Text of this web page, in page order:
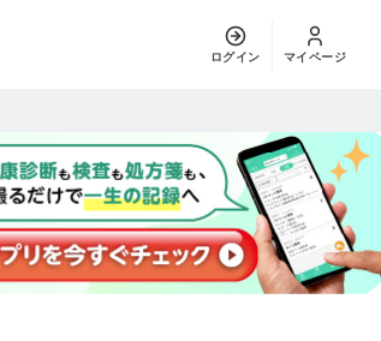
ログイン マイページ